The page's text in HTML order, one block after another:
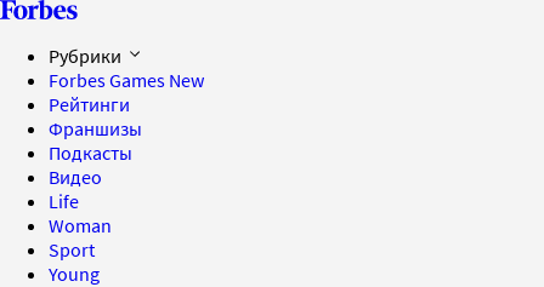
Рубрики
Forbes Games New
Рейтинги
Франшизы
Подкасты
Видео
Life
Woman
Sport
Young